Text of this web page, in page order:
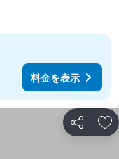
料金を表示
シェア お